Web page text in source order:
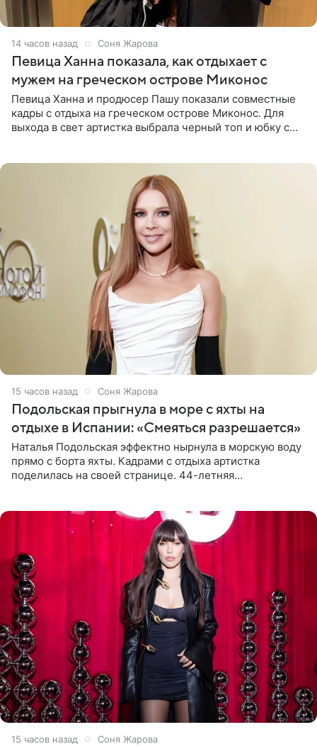
14 часов назад Соня Жарова
Певица Ханна показала, как отдыхает с
мужем на греческом острове Миконос
Певица Ханна и продюсер Пашу показали совместные
кадры с отдыха на греческом острове Миконос. Для
выхода в свет артистка выбрала черный топ и юбку с
15 часов назад Соня Жарова
Подольская прыгнула в море с яхты на
отдыхе в Испании: «Смеяться разрешается»
Наталья Подольская эффектно нырнула в морскую воду
прямо с борта яхты. Кадрами с отдыха артистка
поделилась на своей странице. 44-летняя
15 часов назад Соня Жарова